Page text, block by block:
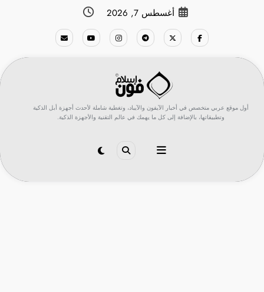
أغسطس 7, 2026
أول موقع عربي متخصص في أخبار الآيفون والآيباد، وتغطية شاملة لأحدث أجهزة أبل الذكية
وتطبيقاتها، بالإضافة إلى كل ما يهمك في عالم التقنية والأجهزة الذكية.